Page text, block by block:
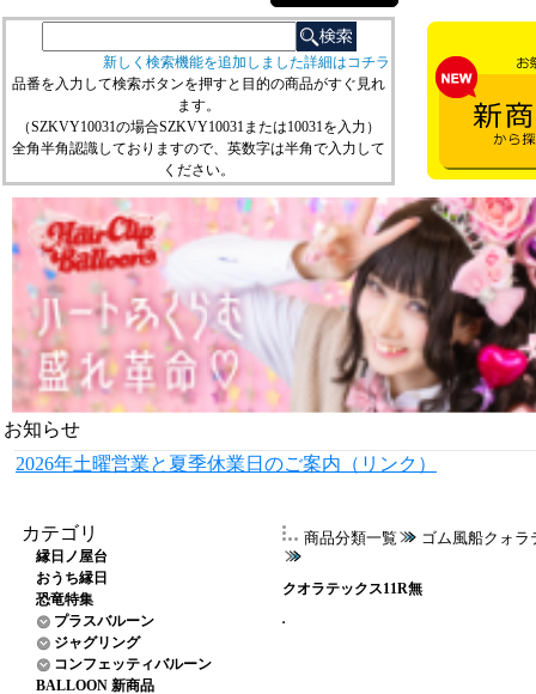
新しく検索機能を追加しました詳細はコチラ
品番を入力して検索ボタンを押すと目的の商品がすぐ見れ
ます。
（SZKVY10031の場合SZKVY10031または10031を入力）
全角半角認識しておりますので、英数字は半角で入力して
ください。
お知らせ
2026年土曜営業と夏季休業日のご案内（リンク）
カテゴリ
縁日ノ屋台
おうち縁日
恐竜特集
プラスバルーン
ジャグリング
コンフェッティバルーン
BALLOON 新商品
商品分類一覧 ゴム風船クォラ
クオラテックス11R無